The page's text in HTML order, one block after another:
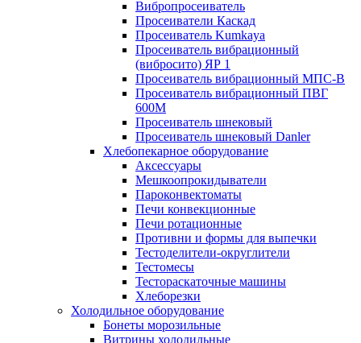
Вибропросеиватель
Просеиватели Каскад
Просеиватель Kumkaya
Просеиватель вибрационный
(вибросито) ЯР 1
Просеиватель вибрационный МПС-В
Просеиватель вибрационный ПВГ
600М
Просеиватель шнековый
Просеиватель шнековый Danler
Хлебопекарное оборудование
Аксессуары
Мешкоопрокидыватели
Пароконвектоматы
Печи конвекционные
Печи ротационные
Противни и формы для выпечки
Тестоделители-округлители
Тестомесы
Тестораскаточные машины
Хлеборезки
Холодильное оборудование
Бонеты морозильные
Витрины холодильные